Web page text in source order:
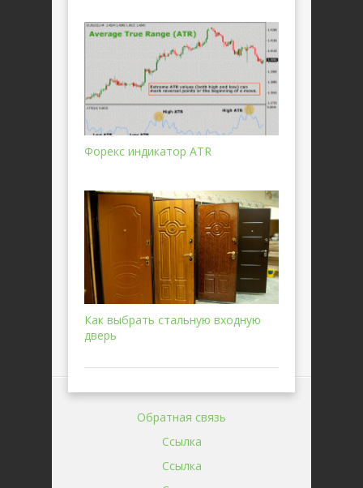
Форекс индикатор ATR
Как выбрать стальную входную
дверь
Обратная связь
Ссылка
Ссылка